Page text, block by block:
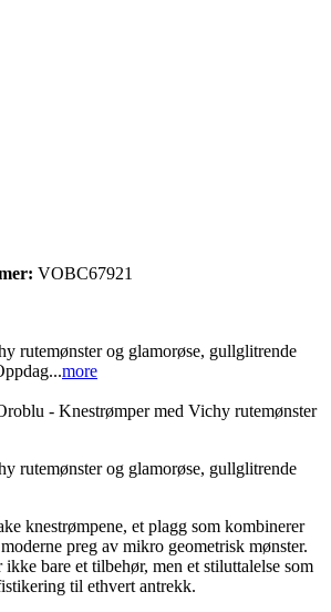
VOBC67921
rutemønster og glamorøse, gullglitrende
more
- Knestrømper med Vichy rutemønster
rutemønster og glamorøse, gullglitrende
knestrømpene, et plagg som kombinerer
preg av mikro geometrisk mønster.
ikke bare et tilbehør, men et stiluttalelse som
til ethvert antrekk.